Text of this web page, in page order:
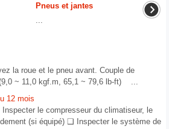
Pneus et jantes
la roue et le pneu avant. Couple de
~ 11,0 kgf.m, 65,1 ~ 79,6 lb-ft) ...
12 mois
le compresseur du climatiseur, le
(si équipé) ❑ Inspecter le système de